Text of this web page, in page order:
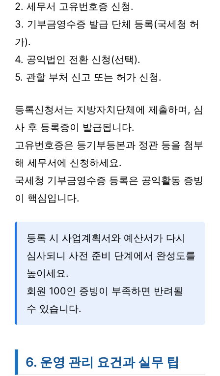
2. 세무서 고유번호증 신청.
3. 기부금영수증 발급 단체 등록(국세청 허
가).
4. 공익법인 전환 신청(선택).
5. 관할 부처 신고 또는 허가 신청.
등록신청서는 지방자치단체에 제출하며, 심
사 후 등록증이 발급됩니다.
고유번호증은 등기부등본과 정관 등을 첨부
해 세무서에 신청하세요.
국세청 기부금영수증 등록은 공익활동 증빙
이 핵심입니다.
등록 시 사업계획서와 예산서가 다시
심사되니 사전 준비 단계에서 완성도를
높이세요.
회원 100인 증빙이 부족하면 반려될
수 있습니다.
6. 운영 관리 요건과 실무 팁